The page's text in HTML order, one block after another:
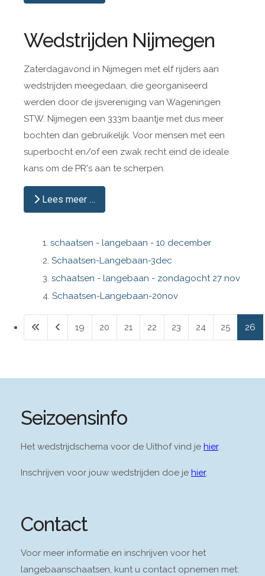
Seizoensinfo
Het wedstrijdschema voor de Uithof vind je hier.
Inschrijven voor jouw wedstrijden doe je hier.
Contact
Voor meer informatie en inschrijven voor het
langebaanschaatsen, kunt u contact opnemen met:
Wedstrijden Nijmegen
Zaterdagavond in Nijmegen met elf rijders aan
wedstrijden meegedaan, die georganiseerd
werden door de ijsvereniging van Wageningen
STW. Nijmegen een 333m baantje met dus meer
bochten dan gebruikelijk. Voor mensen met een
superbocht en/of een zwak recht eind de ideale
kans om de PR's aan te scherpen.
Lees meer …
schaatsen - langebaan - 10 december
Schaatsen-Langebaan-3dec
schaatsen - langebaan - zondagocht 27 nov
Schaatsen-Langebaan-20nov
Pagina 26 van 28
19 20 21 22 23 24 25 26